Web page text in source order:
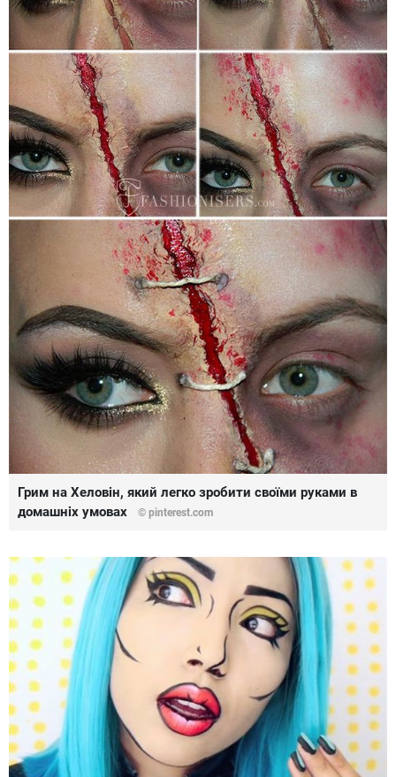
Грим на Хеловін, який легко зробити своїми руками в
домашніх умовах
© pinterest.com